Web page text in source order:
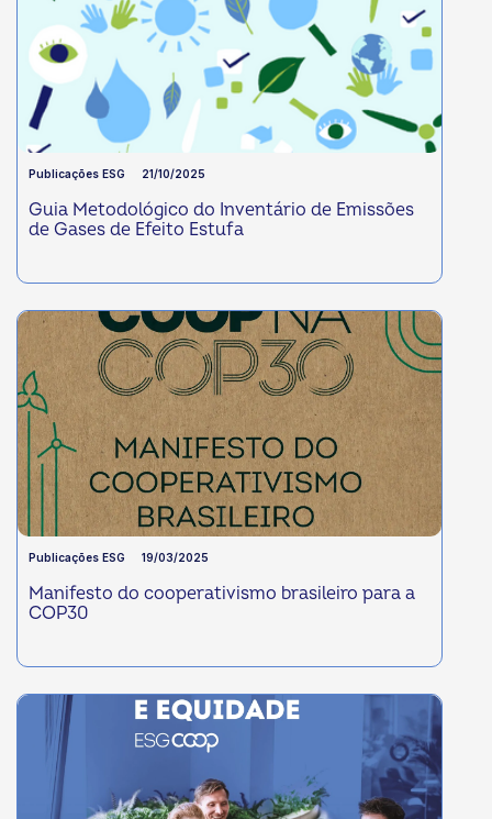
Publicações ESG 21/10/2025
Guia Metodológico do Inventário de Emissões
de Gases de Efeito Estufa
Publicações ESG 19/03/2025
Manifesto do cooperativismo brasileiro para a
COP30